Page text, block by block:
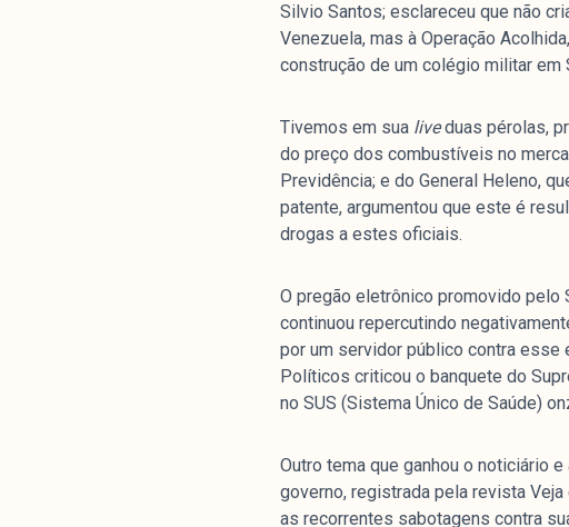
Artigos e Capítulos
Série M
Boletim M
Podcasts
M Facebook
colabore
temas de economia e política produzido
Esfera Pública (LEMEP). O LEMEP tem
Silvio Santos; esclareceu que não
Venezuela, mas à Operação
construção de um colégio militar em
Tivemos em sua liveduas pérolas,
do preço dos combustíveis no
Previdência; e do General Heleno,
patente, argumentou que este é
drogas a estes oficiais.
O pregão eletrônico promovido pelo
continuou repercutindo
por um servidor público contra esse
Políticos criticou o banquete do
no SUS (Sistema Único de Saúde)
Outro tema que ganhou o noticiário
governo, registrada pela revista
as recorrentes sabotagens contra